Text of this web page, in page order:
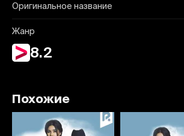
Оригинальное название
Жанр
8.2
Похожие